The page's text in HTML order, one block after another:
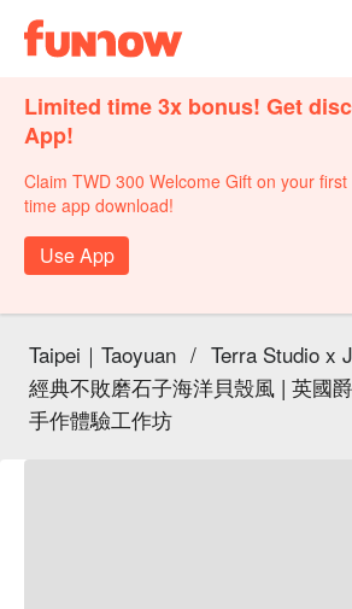
Limited time 3x bonus! Get
App!
Claim TWD 300 Welcome Gift on your first
time app download!
Use App
Taipei｜Taoyuan / Terra Studio x
經典不敗磨石子海洋貝殼風 | 英國
手作體驗工作坊